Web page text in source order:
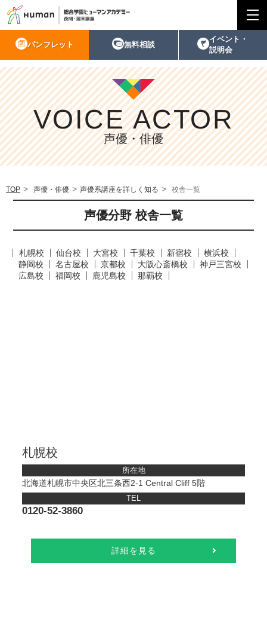
パンフレット 無料相談
イベント・
説明会
VOICE ACTOR
声優・俳優
TOP 声優・俳優 声優系講座を詳しく知る 校舎一覧
声優分野 校舎一覧
札幌校 仙台校 大宮校 千葉校 新宿校
横浜校
静岡校
名古屋校 京都校 大阪心斎橋校
神戸三宮校
広島校
福岡校 鹿児島校 那覇校
札幌校
所在地
北海道札幌市中央区北三条西2-1 Central Cliff 5階
TEL
0120-52-3860
詳細を見る